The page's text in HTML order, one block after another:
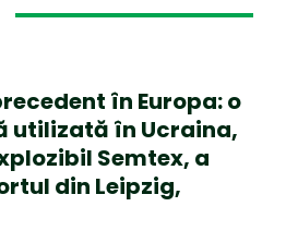
în Europa: o
utilizată în Ucraina,
Semtex, a
din Leipzig,